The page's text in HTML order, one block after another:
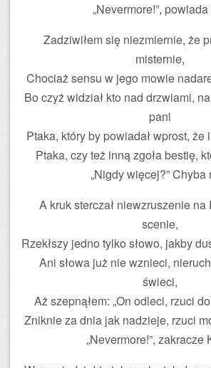
„Nevermore!”, powiada
Zadziwiłem się niezmiernie, że
misternie,
Chociaż sensu w jego mowie
Bo czyż widział kto nad drzwiami,
pani
Ptaka, który by powiadał wprost, że
Ptaka, czy też inną zgoła bestię,
„Nigdy więcej?” Chyba
A kruk sterczał niewzruszenie
scenie,
Rzekłszy jedno tylko słowo, jakby
Ani słowa już nie wznieci,
świeci,
Aż szepnąłem: „On odleci, rzuci
Zniknie za dnia jak nadzieje, rzuci
„Nevermore!”, zakracze